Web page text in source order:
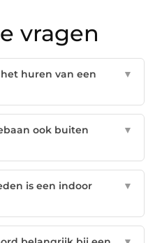
vragen
huren van een
▼
ook buiten
▼
is een indoor
▼